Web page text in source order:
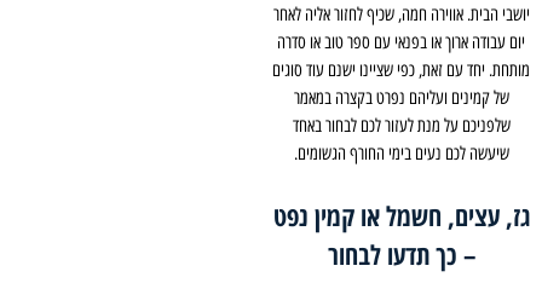
יושבי הבית. אווירה חמה, שכיף לחזור אליה לאחר
יום עבודה ארוך או בפנאי עם ספר טוב או סדרה
מותחת. יחד עם זאת, כפי שציינו ישנם עוד סוגים
של קמינים ועליהם נפרט בקצרה במאמר
שלפניכם על מנת לעזור לכם לבחור באחד
שיעשה לכם נעים בימי החורף הגשומים.
גז, עצים, חשמל או קמין נפט
– כך תדעו לבחור